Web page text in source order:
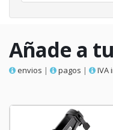
Añade a
envios | pagos | IVA